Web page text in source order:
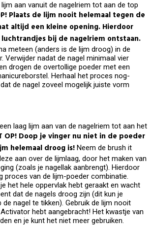
aan vanuit de nagelriem tot aan de top
Plaats de lijm nooit helemaal tegen de
altijd een kleine opening. Hierdoor
bij de nagelriem ontstaan.
meteen (anders is de lijm droog) in de
Verwijder nadat de nagel minimaal vier
drogen de overtollige poeder met een
Herhaal het proces nog-
de nagel zoveel mogelijk juiste vorm
laag lijm aan van de nagelriem tot aan het
OP! Doop je vinger nu niet in de poeder
helemaal droog is! Neem de brush it
aan over de lijmlaag, door het maken van
(zoals je nagellak aanbrengt). Hierdoor
proces van de lijm-poeder combinatie.
het hele oppervlak hebt geraakt en wacht
dat de nagels droog zijn (dit kun je
nagel te tikken). Gebruik de lijm nooit
hebt aangebracht! Het kwastje van
en je kunt het niet meer gebruiken.